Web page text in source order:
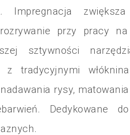
Kariera
Impregnacja zwiększa
przy pracy
sztywności
tradycyjnymi
rysy,
Dedykowane